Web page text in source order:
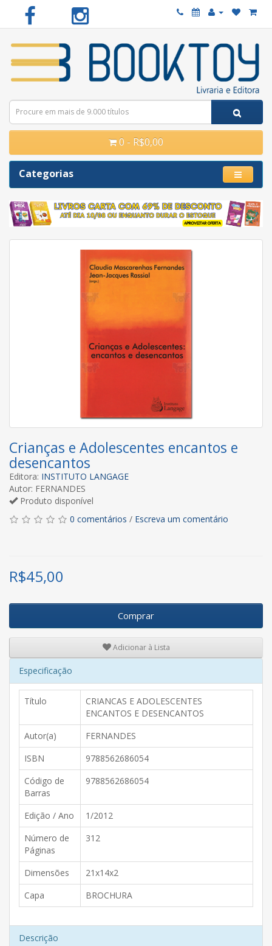
0 - R$0,00
Categorias
Crianças e Adolescentes encantos e
desencantos
Editora: INSTITUTO LANGAGE
Autor: FERNANDES
Produto disponível
0 comentários / Escreva um comentário
R$45,00
Comprar
Adicionar à Lista
Especificação
Título
CRIANCAS E ADOLESCENTES
ENCANTOS E DESENCANTOS
Autor(a)
FERNANDES
ISBN
9788562686054
Código de
Barras
9788562686054
Edição / Ano
1/2012
Número de
Páginas
312
Dimensões
21x14x2
Capa
BROCHURA
Descrição